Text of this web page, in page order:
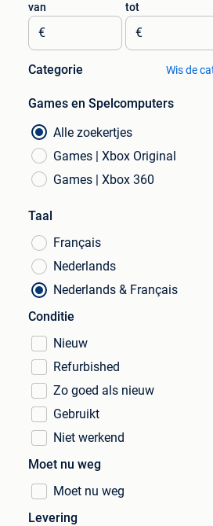
van
€
tot
€
Categorie Wis de
Games en Spelcomputers
Alle zoekertjes
Games | Xbox Original
Games | Xbox 360
Taal
Français
Nederlands
Nederlands & Français
Conditie
Nieuw
Refurbished
Zo goed als nieuw
Gebruikt
Niet werkend
Moet nu weg
Moet nu weg
Levering